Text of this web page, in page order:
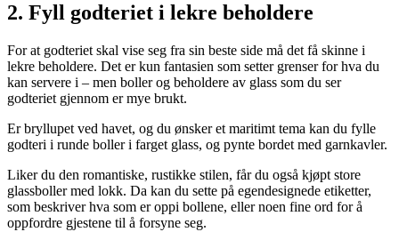
2. Fyll godteriet i lekre beholdere
For at godteriet skal vise seg fra sin beste side må det få skinne i
lekre beholdere. Det er kun fantasien som setter grenser for hva du
kan servere i – men boller og beholdere av glass som du ser
godteriet gjennom er mye brukt.
Er bryllupet ved havet, og du ønsker et maritimt tema kan du fylle
godteri i runde boller i farget glass, og pynte bordet med garnkavler.
Liker du den romantiske, rustikke stilen, får du også kjøpt store
glassboller med lokk. Da kan du sette på egendesignede etiketter,
som beskriver hva som er oppi bollene, eller noen fine ord for å
oppfordre gjestene til å forsyne seg.